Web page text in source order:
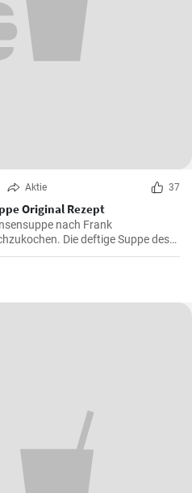
Aktie 37
Original Rezept
nach Frank
Die deftige Suppe des
Gewürzen und
Würstchenstücken angereichert.